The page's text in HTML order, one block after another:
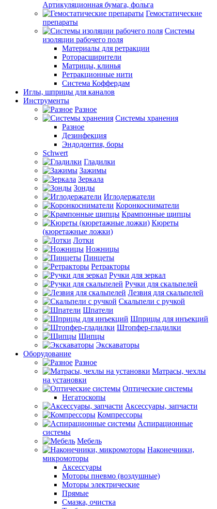
Артикуляционная бумага, фольга
Гемостатические
препараты
Системы
изоляции рабочего поля
Материалы для ретракции
Роторасширители
Матрицы, клинья
Ретракционные нити
Система Коффердам
Иглы, шприцы для каналов
Инструменты
Разное
Системы хранения
Разное
Дезинфекция
Эндодонтия, боры
Schwert
Гладилки
Зажимы
Зеркала
Зонды
Иглодержатели
Коронкосниматели
Крампонные щипцы
Кюреты
(кюретажные ложки)
Лотки
Ножницы
Пинцеты
Ретракторы
Ручки для зеркал
Ручки для скальпелей
Лезвия для скальпелей
Скальпели с ручкой
Шпатели
Шприцы для инъекций
Штопфер-гладилки
Щипцы
Экскаваторы
Оборудование
Разное
Матрасы, чехлы
на установки
Оптические системы
Негатоскопы
Аксессуары, запчасти
Компрессоры
Аспирационные
системы
Мебель
Наконечники,
микромоторы
Аксессуары
Моторы пневмо (воздушные)
Моторы электрические
Прямые
Смазка, очистка